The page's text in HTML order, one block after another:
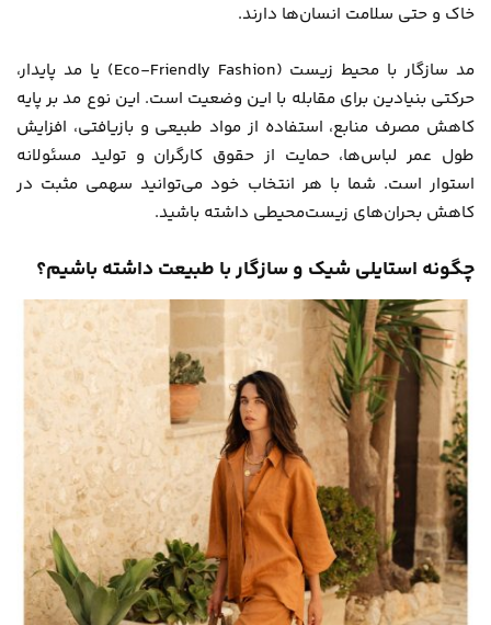
خاک و حتی سلامت انسان‌ها دارند.
مد سازگار با محیط زیست (Eco-Friendly Fashion) یا مد پایدار،
حرکتی بنیادین برای مقابله با این وضعیت است. این نوع مد بر پایه
کاهش مصرف منابع، استفاده از مواد طبیعی و بازیافتی، افزایش
طول عمر لباس‌ها، حمایت از حقوق کارگران و تولید مسئولانه
استوار است. شما با هر انتخاب خود می‌توانید سهمی مثبت در
کاهش بحران‌های زیست‌محیطی داشته باشید.
چگونه استایلی شیک و سازگار با طبیعت داشته باشیم؟